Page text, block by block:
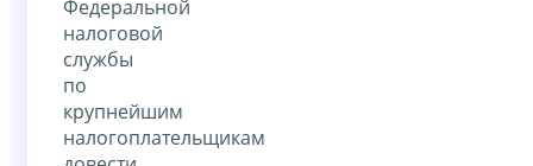
Федеральной
налоговой
службы
по
крупнейшим
налогоплательщикам